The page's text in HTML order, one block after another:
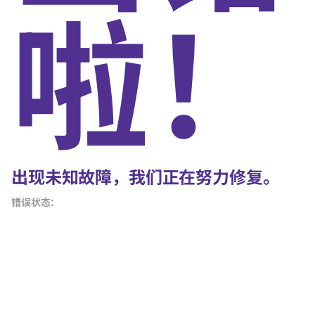
啦！
出现未知故障，我们正在努力修复。
错误状态：